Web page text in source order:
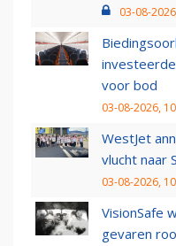
03-08-
voor bod
03-08-2026,
WestJet
vlucht naar
03-08-2026,
VisionSafe
gevaren